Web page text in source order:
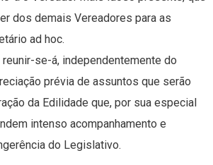
dos demais Vereadores para as
ad hoc.
se-á, independentemente do
prévia de assuntos que serão
da Edilidade que, por sua especial
intenso acompanhamento e
do Legislativo.